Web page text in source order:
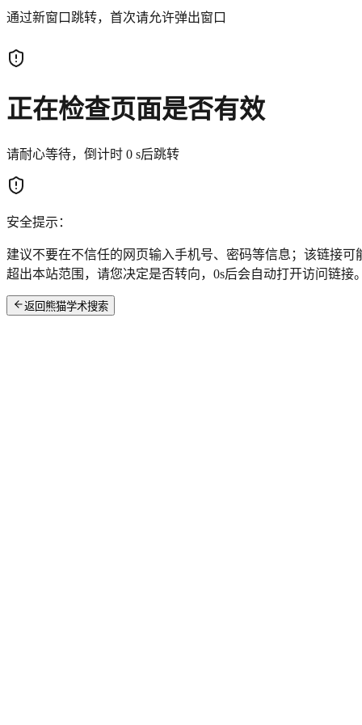
通过新窗口跳转，首次请允许弹出窗口
正在检查页面是否有效
请耐心等待，倒计时 0 s后跳转
安全提示：
建议不要在不信任的网页输入手机号、密码等信息；该链接可
超出本站范围，请您决定是否转向， 0s后会自动打开访问链接
返回熊猫学术搜索